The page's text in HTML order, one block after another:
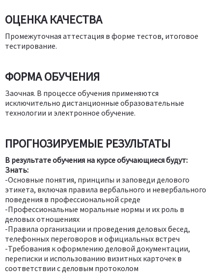
ОЦЕНКА КАЧЕСТВА
Промежуточная аттестация в форме тестов, итоговое
тестирование.
ФОРМА ОБУЧЕНИЯ
Заочная. В процессе обучения применяются
исключительно дистанционные образовательные
технологии и электронное обучение.
ПРОГНОЗИРУЕМЫЕ РЕЗУЛЬТАТЫ
В результате обучения на курсе обучающиеся будут:
Знать:
-Основные понятия, принципы и заповеди делового
этикета, включая правила вербального и невербального
поведения в профессиональной среде
-Профессиональные моральные нормы и их роль в
деловых отношениях
-Правила организации и проведения деловых бесед,
телефонных переговоров и официальных встреч
-Требования к оформлению деловой документации,
переписки и использованию визитных карточек в
соответствии с деловым протоколом